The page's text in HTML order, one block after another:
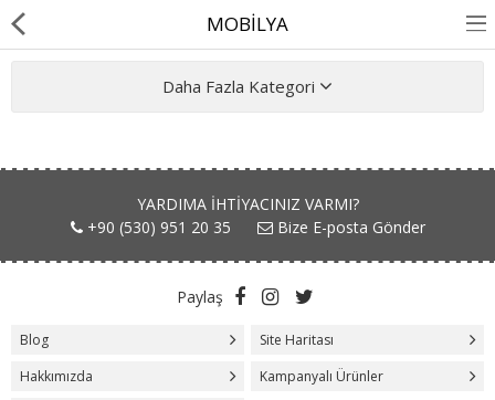
KÖPEKLER İÇİN
BLOG
MOBİLYA
Daha Fazla Kategori
YARDIMA IHTIYACINIZ VARMI?
+90 (530) 951 20 35
Bize E-posta Gönder
Paylaş
Blog
Site Haritası
Hakkımızda
Kampanyalı Ürünler